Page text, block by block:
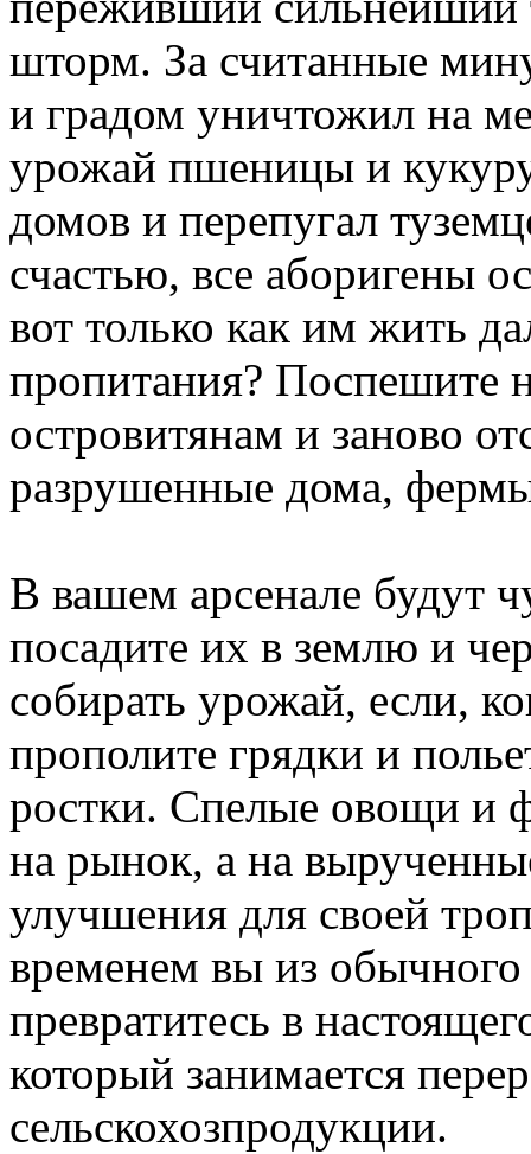
шторм. За считанные
и градом уничтожил на
урожай пшеницы и
домов и перепугал
счастью, все аборигены
вот только как им жить
пропитания? Поспешите
островитянам и заново
разрушенные дома,
В вашем арсенале будут
посадите их в землю и
собирать урожай, если,
прополите грядки и
ростки. Спелые овощи и
на рынок, а на
улучшения для своей
временем вы из обычного
превратитесь в
который занимается
сельскохозпродукции.